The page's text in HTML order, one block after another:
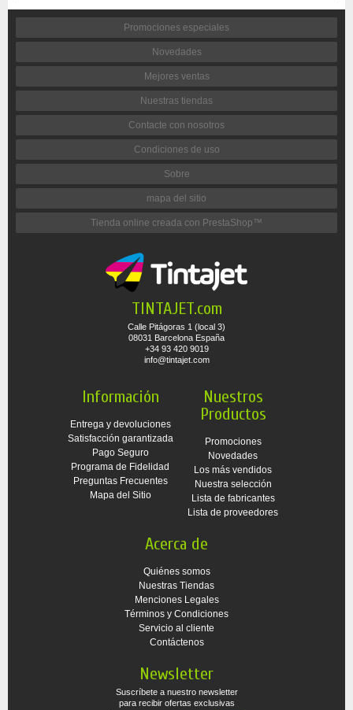
Promociones especiales
Novedades
Mejores ventas
Nuestras tiendas
Contacte con nosotros
Condiciones de uso
Sobre
mapa del sitio
Tienda online creada con PrestaShop™
TINTAJET.com
Calle Pitágoras 1 (local 3)
08031 Barcelona España
+34 93 420 9019
info@tintajet.com
Información
Entrega y devoluciones
Satisfacción garantizada
Pago Seguro
Programa de Fidelidad
Preguntas Frecuentes
Mapa del Sitio
Nuestros
Productos
Promociones
Novedades
Los más vendidos
Nuestra selección
Lista de fabricantes
Lista de proveedores
Acerca de
Quiénes somos
Nuestras Tiendas
Menciones Legales
Términos y Condiciones
Servicio al cliente
Contáctenos
Newsletter
Suscríbete a nuestro newsletter
para recibir ofertas exclusivas